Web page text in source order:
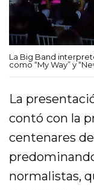
La Big Band
como “My Way” y
La
contó con la
centenares
normalistas,